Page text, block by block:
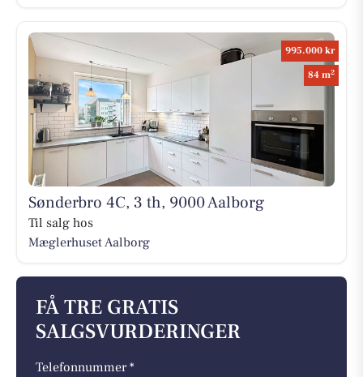
995.000 kr
84 m2
Sønderbro 4C, 3 th, 9000 Aalborg
Til salg hos
Mæglerhuset Aalborg
FÅ TRE GRATIS
SALGSVURDERINGER
Telefonnummer *